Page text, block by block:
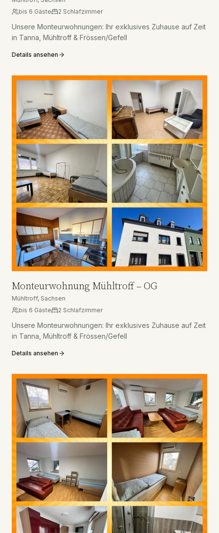
bis 6 Gäste 2 Schlafzimmer
Unsere Monteurwohnungen: Ihr exklusives Zuhause auf Zeit
in Tanna, Mühltroff & Frössen/Gefell
Details ansehen
Monteurwohnung Mühltroff – OG
Mühltroff, Sachsen
bis 6 Gäste 2 Schlafzimmer
Unsere Monteurwohnungen: Ihr exklusives Zuhause auf Zeit
in Tanna, Mühltroff & Frössen/Gefell
Details ansehen